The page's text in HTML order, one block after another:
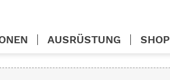
AUSRÜSTUNG SHOP